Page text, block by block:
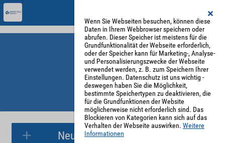
Parkplatzreservierung
Neue Parkplatzreservierung
Wenn Sie Webseiten besuchen, können diese
Daten in Ihrem Webbrowser speichern oder
abrufen. Dieser Speicher ist meistens für die
Grundfunktionalität der Webseite erforderlich,
oder der Speicher kann für Marketing-, Analyse-
und Personalisierungszwecke der Webseite
verwendet werden, z. B. zum Speichern Ihrer
Einstellungen. Datenschutz ist uns wichtig -
deswegen haben Sie die Möglichkeit,
bestimmte Speichertypen zu deaktivieren, die
für die Grundfunktionen der Website
möglicherweise nicht erforderlich sind. Das
Blockieren von Kategorien kann sich auf das
Verhalten der Webseite auswirken. Weitere
Informationen